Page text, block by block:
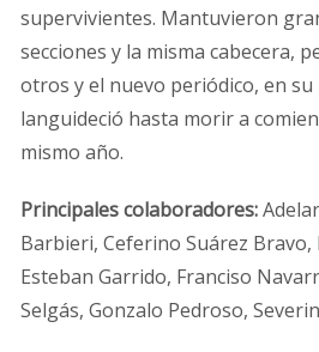
supervivientes. Mantuvieron
secciones y la misma cabecera,
otros y el nuevo periódico, en su
languideció hasta morir a
mismo año.
Principales colaboradores:
Barbieri, Ceferino Suárez Bravo,
Esteban Garrido, Franciso
Selgás, Gonzalo Pedroso,